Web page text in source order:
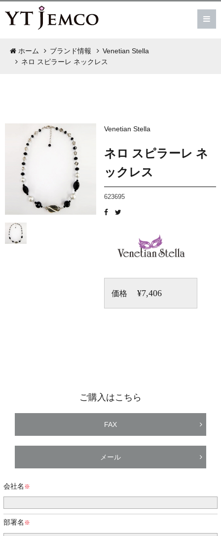
ホーム ブランド情報
Venetian Stella
ネロ スピラーレ ネックレス
Venetian Stella
ネロ スピラーレ ネ
ックレス
623695
価格 ¥7,406
ご購入はこちら
FAX
メール
会社名
部署名